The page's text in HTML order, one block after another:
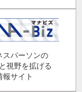
スパーソンの
視野を拡げる
報サイト